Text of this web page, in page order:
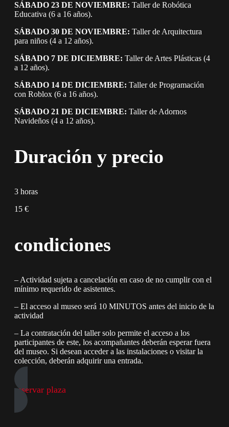
SÁBADO 23 DE NOVIEMBRE: Taller de Robótica
Educativa (6 a 16 años).
SÁBADO 30 DE NOVIEMBRE: Taller de Arquitectura
para niños (4 a 12 años).
SÁBADO 7 DE DICIEMBRE: Taller de Artes Plásticas (4
a 12 años).
SÁBADO 14 DE DICIEMBRE: Taller de Programación
con Roblox (6 a 16 años).
SÁBADO 21 DE DICIEMBRE: Taller de Adornos
Navideños (4 a 12 años).
Duración y precio
3 horas
15 €
condiciones
– Actividad sujeta a cancelación en caso de no cumplir con el
mínimo requerido de asistentes.
– El acceso al museo será 10 MINUTOS antes del inicio de la
actividad
– La contratación del taller solo permite el acceso a los
participantes de este, los acompañantes deberán esperar fuera
del museo. Si desean acceder a las instalaciones o visitar la
colección, deberán adquirir una entrada.
reservar plaza